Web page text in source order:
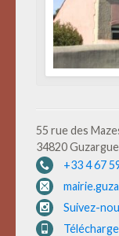
55 rue des
34820
+33 4 67
Suivez-